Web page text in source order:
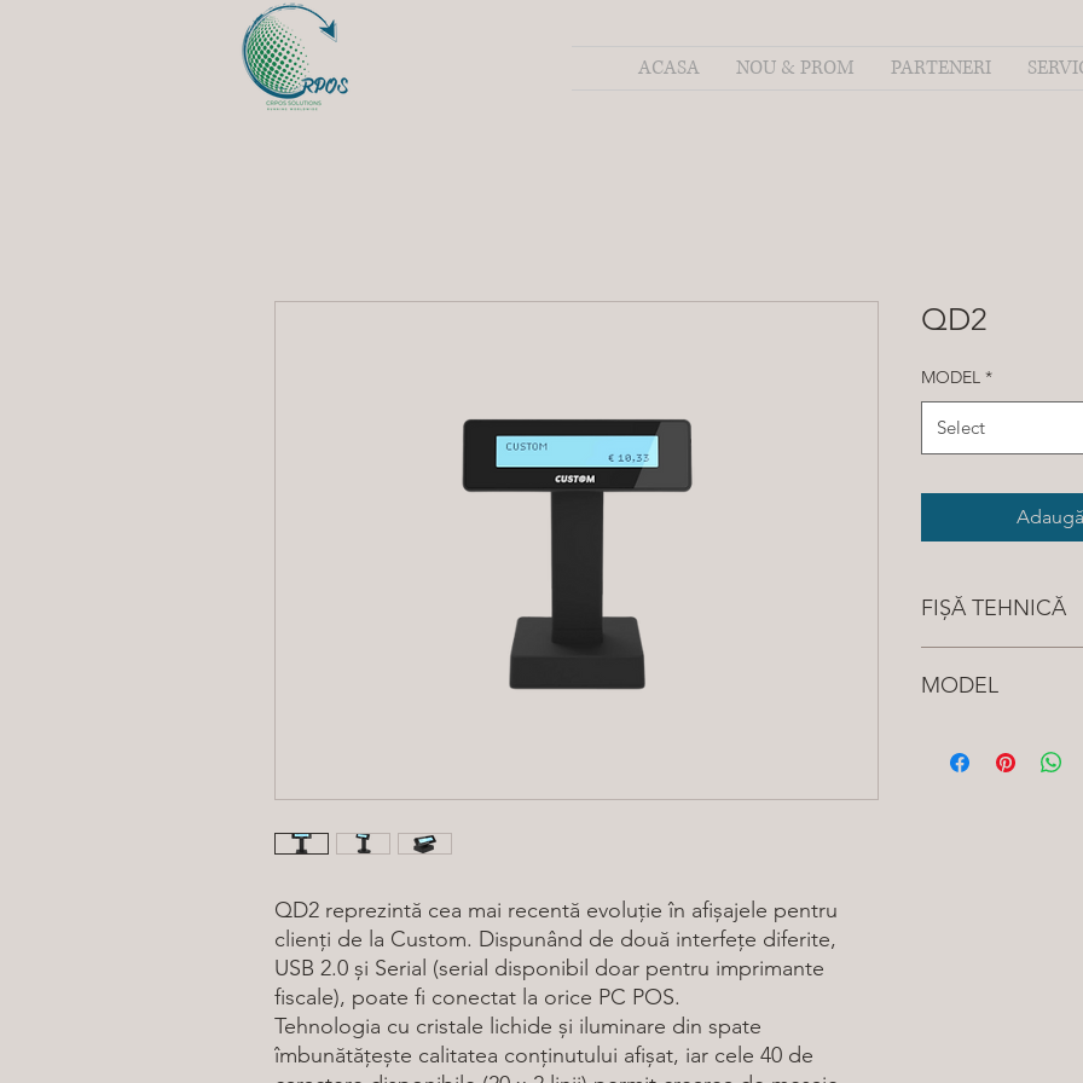
ACASA NOU & PROM PARTENERI
QD2 reprezintă cea mai recentă evoluție în afișajele pentru
clienți de la Custom. Dispunând de două interfețe diferite,
USB 2.0 și Serial (serial disponibil doar pentru imprimante
fiscale), poate fi conectat la orice PC POS.
Tehnologia cu cristale lichide și iluminare din spate
îmbunătățește calitatea conținutului afișat, iar cele 40 de
QD2
MODEL *
Select
FIȘĂ TEHNICĂ
MODEL
BLACK